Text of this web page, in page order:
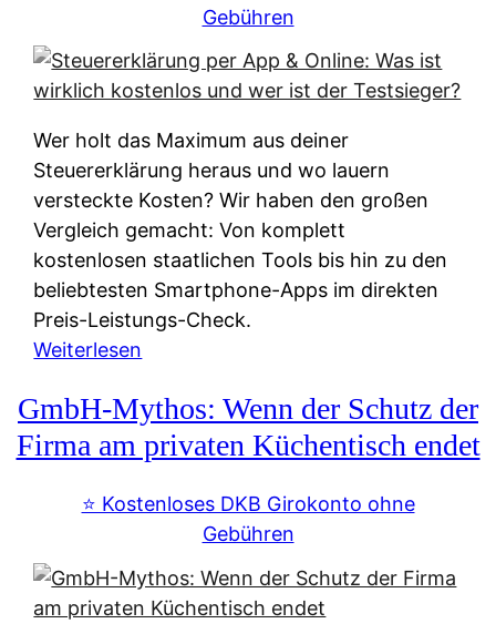
u
s
u
n
f
t
e
i
e
W
e
r
s
i
c
s
y
t
e
m
M
I
R
:
W
e
u
d
n
w
Gebühren
Wer holt das Maximum aus deiner
Steuererklärung heraus und wo lauern
versteckte Kosten? Wir haben den großen
Vergleich gemacht: Von komplett
kostenlosen staatlichen Tools bis hin zu den
beliebtesten Smartphone-Apps im direkten
Preis-Leistungs-Check.
Weiterlesen
t
e
u
e
r
k
GmbH-Mythos: Wenn der Schutz der
Firma am privaten Küchentisch endet
⭐️ Kostenloses DKB Girokonto ohne
Gebühren